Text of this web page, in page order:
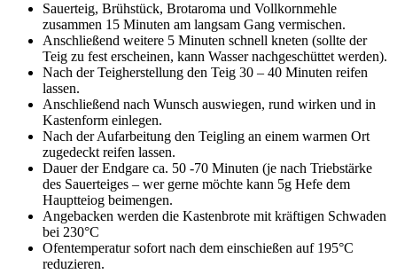
Sauerteig, Brühstück, Brotaroma und Vollkornmehle
zusammen 15 Minuten am langsam Gang vermischen.
Anschließend weitere 5 Minuten schnell kneten (sollte der
Teig zu fest erscheinen, kann Wasser nachgeschüttet werden).
Nach der Teigherstellung den Teig 30 – 40 Minuten reifen
lassen.
Anschließend nach Wunsch auswiegen, rund wirken und in
Kastenform einlegen.
Nach der Aufarbeitung den Teigling an einem warmen Ort
zugedeckt reifen lassen.
Dauer der Endgare ca. 50 -70 Minuten (je nach Triebstärke
des Sauerteiges – wer gerne möchte kann 5g Hefe dem
Hauptteiog beimengen.
Angebacken werden die Kastenbrote mit kräftigen Schwaden
bei 230°C
Ofentemperatur sofort nach dem einschießen auf 195°C
reduzieren.